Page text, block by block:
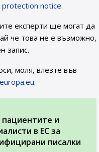
protection notice.
експерти ще могат да
че това не е възможно,
запис.
моля, влезте във
.
и
в ЕС за
писалки